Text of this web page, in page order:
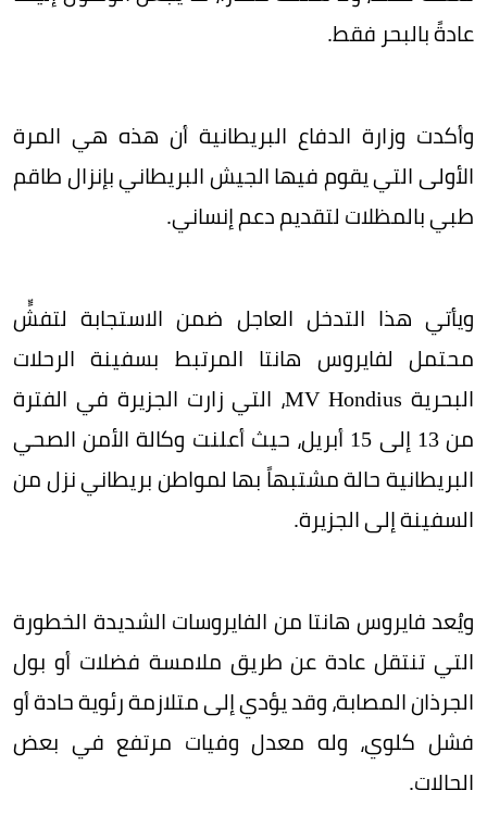
عادةً بالبحر فقط.
وأكدت وزارة الدفاع البريطانية أن هذه هي المرة
الأولى التي يقوم فيها الجيش البريطاني بإنزال طاقم
طبي بالمظلات لتقديم دعم إنساني.
ويأتي هذا التدخل العاجل ضمن الاستجابة لتفشٍّ
محتمل لفايروس هانتا المرتبط بسفينة الرحلات
البحرية MV Hondius، التي زارت الجزيرة في الفترة
من 13 إلى 15 أبريل، حيث أعلنت وكالة الأمن الصحي
البريطانية حالة مشتبهاً بها لمواطن بريطاني نزل من
السفينة إلى الجزيرة.
ويُعد فايروس هانتا من الفايروسات الشديدة الخطورة
التي تنتقل عادة عن طريق ملامسة فضلات أو بول
الجرذان المصابة، وقد يؤدي إلى متلازمة رئوية حادة أو
فشل كلوي، وله معدل وفيات مرتفع في بعض
الحالات.